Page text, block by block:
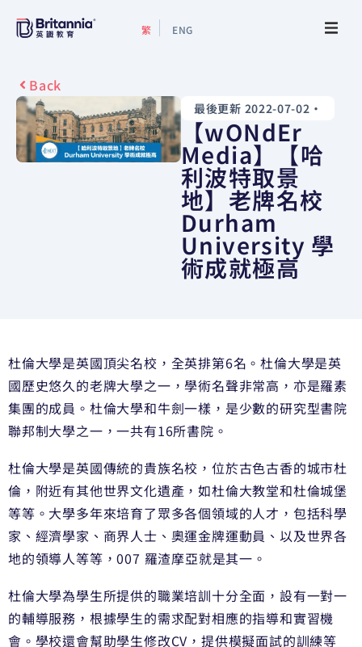
繁 ENG
最新活動
升學指南
Back
最後更新 2022-07-02 •
【wONdEr
Media】【哈
利波特取景
地】老牌名校
Durham
University 學
術成就極高
杜倫大學是英國頂尖名校，全英排第6名。杜倫大學是英
國歷史悠久的老牌大學之一，學術名聲非常高，亦是羅素
集團的成員。杜倫大學和牛劍一樣，是少數的研究型書院
聯邦制大學之一，一共有16所書院。
杜倫大學是英國傳統的貴族名校，位於古色古香的城市杜
倫，附近有其他世界文化遺產，如杜倫大教堂和杜倫城堡
等等。大學多年來培育了眾多各個領域的人才，包括科學
家、經濟學家、商界人士、奧運金牌運動員、以及世界各
地的領導人等等，007 羅渣摩亞就是其一。
杜倫大學為學生所提供的職業培訓十分全面，設有一對一
的輔導服務，根據學生的需求配對相應的指導和實習機
會。學校還會幫助學生修改CV，提供模擬面試的訓練等